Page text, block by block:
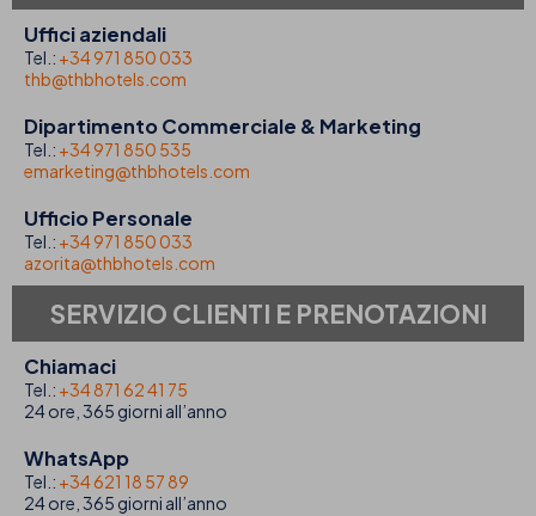
Uffici aziendali
Tel.: +34 971 850 033
thb@thbhotels.com
Dipartimento Commerciale & Marketing
Tel.: +34 971 850 535
emarketing@thbhotels.com
Ufficio Personale
Tel.: +34 971 850 033
azorita@thbhotels.com
SERVIZIO CLIENTI E PRENOTAZIONI
Chiamaci
Tel.: +34 871 62 41 75
24 ore, 365 giorni all’anno
WhatsApp
Tel.: +34 621 18 57 89
24 ore, 365 giorni all’anno